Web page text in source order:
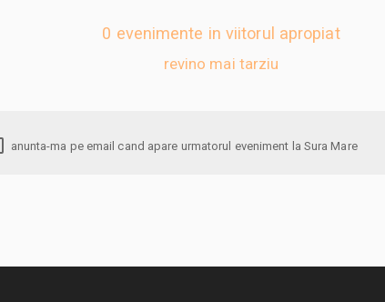
0 evenimente in viitorul apropiat
revino mai tarziu
anunta-ma pe email cand apare urmatorul eveniment la Sura Mare